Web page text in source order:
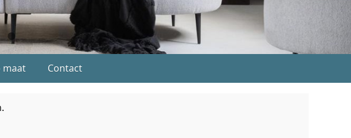
maat Contact